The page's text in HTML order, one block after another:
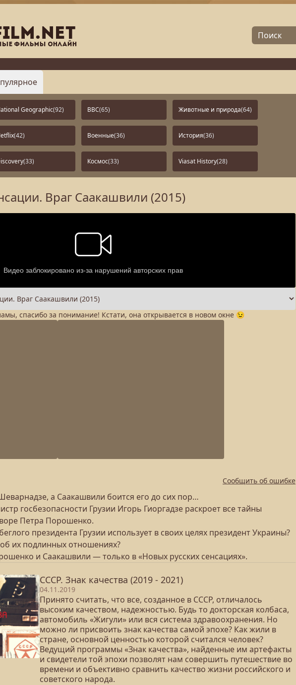
Geographic(92) BBC(65) Животные и природа(64)
(42) Военные(36) История(36)
(33) Космос(33) Viasat History(28)
Враг Саакашвили (2015)
спасибо за понимание! Кстати, она открывается в новом окне 😉
Сообщить об ошибке
а Саакашвили боится его до сих пор…
госбезопасности Грузии Игорь Гиоргадзе раскроет все тайны
Петра Порошенко.
президента Грузии использует в своих целях президент Украины?
их подлинных отношениях?
и Саакашвили — только в «Новых русских сенсациях».
СССР. Знак качества (2019 - 2021)
04.11.2019
Принято считать, что все, созданное в СССР, отличалось
высоким качеством, надежностью. Будь то докторская колбаса,
автомобиль «Жигули» или вся система здравоохранения. Но
можно ли присвоить знак качества самой эпохе? Как жили в
стране, основной ценностью которой считался человек?
Ведущий программы «Знак качества», найденные им артефакты
и свидетели той эпохи позволят нам совершить путешествие во
времени и объективно сравнить качество жизни российского и
советского народа.